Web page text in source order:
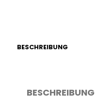
BESCHREIBUNG
BESCHREIBUNG